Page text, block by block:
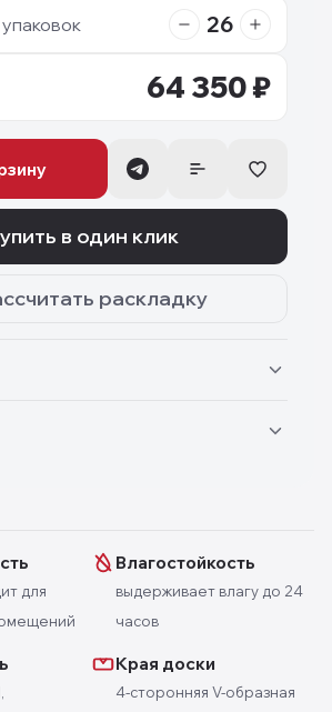
26
64 350₽
в один клик
раскладку
для
Влагостойкость
выдерживает влагу до 24
часов
Края доски
4-сторонняя V-образная